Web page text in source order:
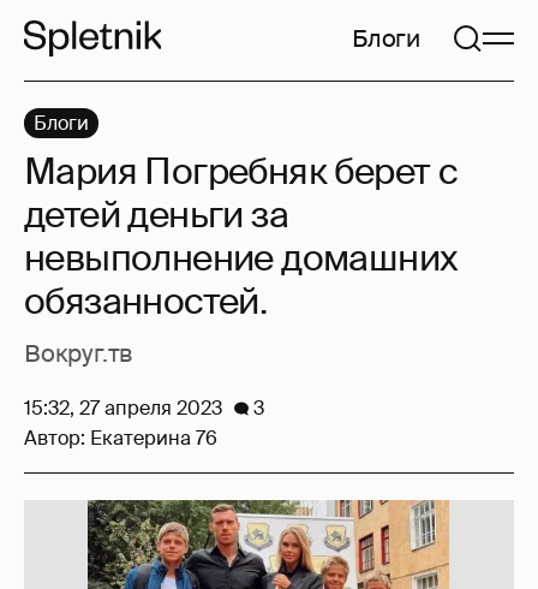
Блоги
Блоги
Мария Погребняк берет с
детей деньги за
невыполнение домашних
обязанностей.
Вокруг.тв
15:32, 27 апреля 2023
3
Автор: Екатерина 76